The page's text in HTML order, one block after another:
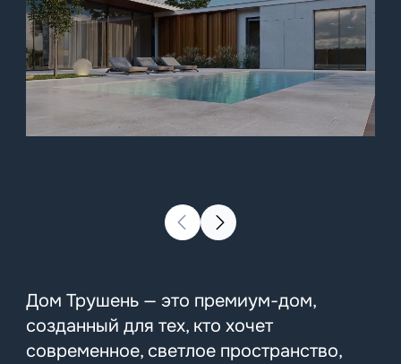
Дом Трушень — это премиум-дом,
созданный для тех, кто хочет
современное, светлое пространство,